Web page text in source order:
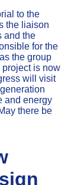
to the
the liaison
and the
for the
the group
project is now
will visit
and energy
there be